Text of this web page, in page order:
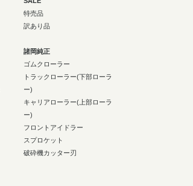
特売品
訳あり品
諸岡純正
ゴムクローラー
トラックローラー(下部ローラ
ー)
キャリアローラー(上部ローラ
ー)
フロントアイドラー
スプロケット
破砕機カッター刃